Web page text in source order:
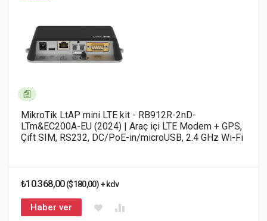
MikroTik LtAP mini LTE kit - RB912R-2nD-
LTm&EC200A-EU (2024) | Araç içi LTE Modem + GPS,
Çift SIM, RS232, DC/PoE-in/microUSB, 2.4 GHz Wi-Fi
₺10.368,00($180,00) + kdv
Haber ver